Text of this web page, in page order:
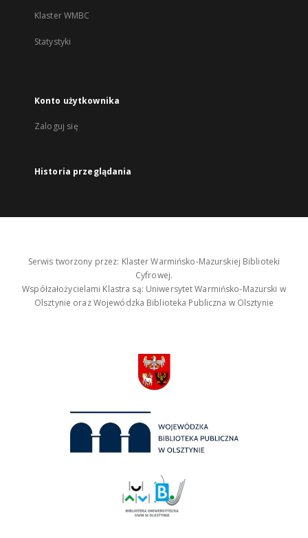
Klaster WMBC
Statystyki
Konto użytkownika
Zaloguj się
Historia przeglądania
Serwis tworzony przez: Klaster Warmińsko-Mazurskiej Biblioteki
Cyfrowej.
Współzałożycielami Klastra są: Uniwersytet Warmińsko-Mazurski w
Olsztynie oraz Wojewódzka Biblioteka Publiczna w Olsztynie